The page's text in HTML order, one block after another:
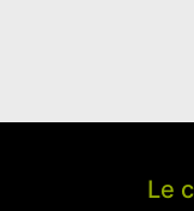
Le